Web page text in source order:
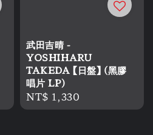
武田吉晴 -
YOSHIHARU
TAKEDA 【日盤】 (黑膠
唱片 LP)
Regular
price
NT$ 1,330